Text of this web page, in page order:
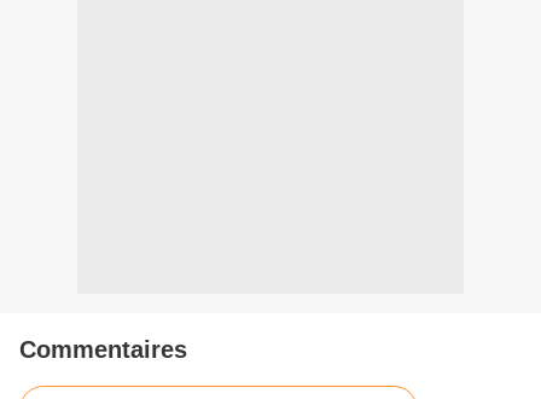
Commentaires